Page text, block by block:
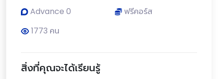
Advance 0
ฟรีคอร์ส
1773 คน
สิ่งที่คุณจะได้เรียนรู้